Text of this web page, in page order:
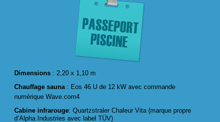
Dimensions : 2,20 x 1,10 m
Chauffage sauna : Eos 46.U de 12 kW avec commande
numérique Wave.com4
Cabine infrarouge: Quartzstraler Chaleur Vita (marque propre
d’Alpha Industries avec label TÜV)